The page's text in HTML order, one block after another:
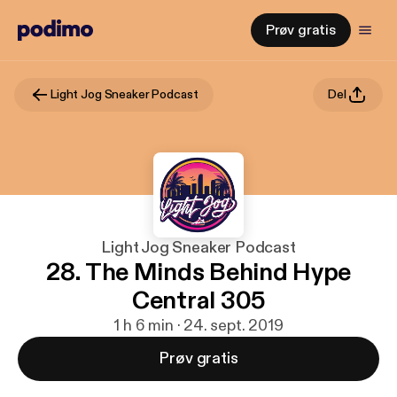
Prøv gratis
Light Jog Sneaker Podcast Del
Light Jog Sneaker Podcast
28. The Minds Behind Hype
Central 305
1 h 6 min · 24. sept. 2019
Prøv gratis